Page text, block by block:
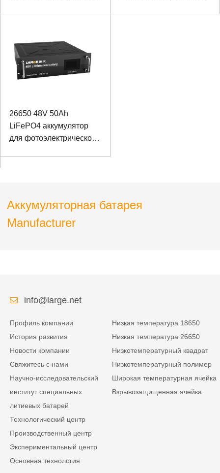
26650 48V 50Ah
LiFePO4 аккумулятор
для фотоэлектрического
Аккумуляторная батарея
Manufacturer
info@large.net
Профиль компании
История развития
Новости компании
Свяжитесь с нами
Научно-исследовательский
институт специальных
литиевых батарей
Технологический центр
Производственный центр
Экспериментальный центр
Основная технология
Низкая температура 18650
Низкая температура 26650
Низкотемпературный квадрат
Низкотемпературный полимер
Широкая температурная ячейка
Взрывозащищенная ячейка